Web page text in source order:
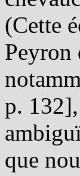
(Cette
Peyron
p.
que